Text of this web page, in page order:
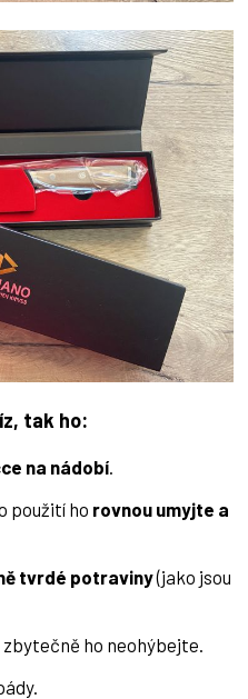
tak ho:
na nádobí
použití ho rovnou umyjte a
tvrdé potraviny(jako jsou
zbytečně ho neohýbejte.